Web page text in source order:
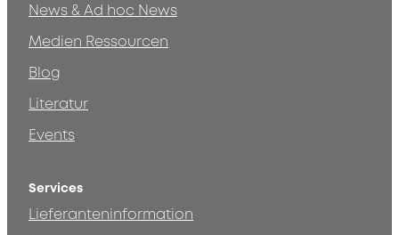
News & Ad hoc News
Medien Ressourcen
Blog
Literatur
Events
Services
Lieferanteninformation